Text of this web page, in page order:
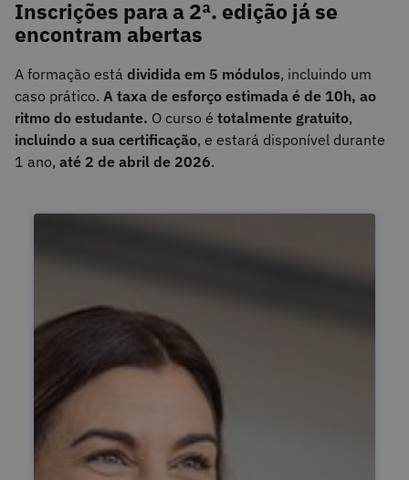
Inscrições para a 2ª. edição já se
encontram abertas
A formação está dividida em 5 módulos, incluindo um
caso prático. A taxa de esforço estimada é de 10h, ao
ritmo do estudante. O curso é totalmente gratuito,
incluindo a sua certificação, e estará disponível durante
1 ano, até 2 de abril de 2026.